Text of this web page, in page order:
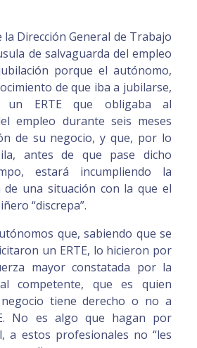
la Dirección General de Trabajo
de salvaguarda del empleo
porque el autónomo,
de que iba a jubilarse,
un ERTE que obligaba al
empleo durante seis meses
de su negocio, y que, por lo
antes de que pase dicho
estará incumpliendo la
de una situación con la que el
“discrepa”.
que, sabiendo que se
un ERTE, lo hicieron por
mayor constatada por la
competente, que es quien
tiene derecho o no a
No es algo que hagan por
a estos profesionales no “les